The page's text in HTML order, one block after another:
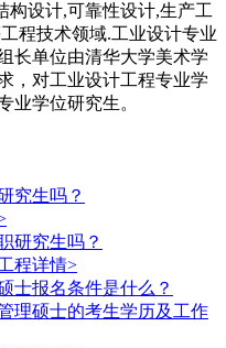
构设计,可靠性设计,生产工
程技术领域.工业设计专业
长单位由清华大学美术学
，对工业设计工程专业学
业学位研究生。
究生吗？
研究生吗？
程详情>
士报名条件是什么？
理硕士的考生学历及工作